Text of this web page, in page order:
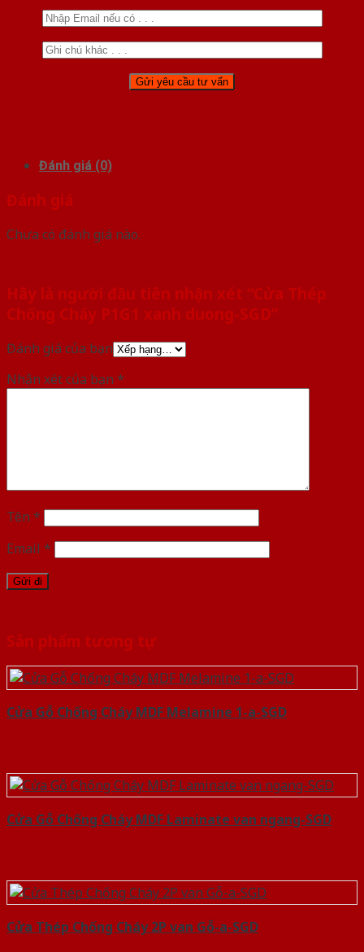
Đánh giá (0)
Đánh giá
Chưa có đánh giá nào.
Hãy là người đầu tiên nhận xét “Cửa Thép
Chống Cháy P1G1 xanh duong-SGD”
Đánh giá của bạn
Nhận xét của bạn *
Tên *
Email *
Sản phẩm tương tự
Cửa Gỗ Chống Cháy MDF Melamine 1-a-SGD
Cửa Gỗ Chống Cháy MDF Laminate van ngang-SGD
Cửa Thép Chống Cháy 2P van Gỗ-a-SGD